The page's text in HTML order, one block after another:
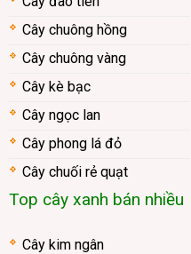
Cây chuông hồng
Cây chuông vàng
Cây kè bạc
Cây ngọc lan
Cây phong lá đỏ
Cây chuối rẻ quạt
Top cây xanh bán nhiều
Cây kim ngân